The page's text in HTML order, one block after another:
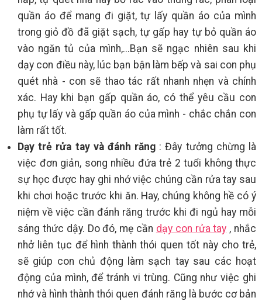
quần áo để mang đi giặt, tự lấy quần áo của mình
trong giỏ đồ đã giặt sạch, tự gấp hay tự bỏ quần áo
vào ngăn tủ của mình,...Bạn sẽ ngạc nhiên sau khi
dạy con điều này, lúc bạn bận làm bếp và sai con phụ
quét nhà - con sẽ thao tác rất nhanh nhẹn và chính
xác. Hay khi bạn gấp quần áo, có thể yêu cầu con
phụ tự lấy và gấp quần áo của mình - chắc chắn con
làm rất tốt.
Dạy trẻ rửa tay và đánh răng : Đây tưởng chừng là
việc đơn giản, song nhiều đứa trẻ 2 tuổi không thực
sự học được hay ghi nhớ việc chúng cần rửa tay sau
khi chơi hoặc trước khi ăn. Hay, chúng không hề có ý
niệm về việc cần đánh răng trước khi đi ngủ hay mỗi
sáng thức dậy. Do đó, mẹ cần dạy con rửa tay , nhắc
nhở liên tục để hình thành thói quen tốt này cho trẻ,
sẽ giúp con chủ động làm sạch tay sau các hoạt
động của mình, để tránh vi trùng. Cũng như việc ghi
nhớ và hình thành thói quen đánh răng là bước cơ bản